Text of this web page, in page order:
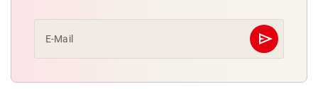
E-Mail send
Abschicken